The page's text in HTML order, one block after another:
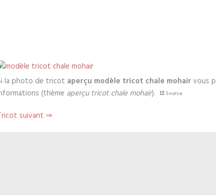
la photo de tricot aperçu modèle tricot chale mohairvous
(thème aperçu tricot chale mohair).
suivant ⇒